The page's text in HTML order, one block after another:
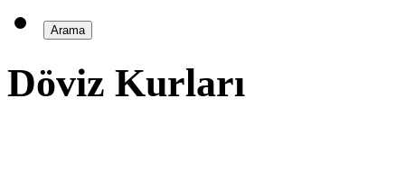
Döviz Kurları